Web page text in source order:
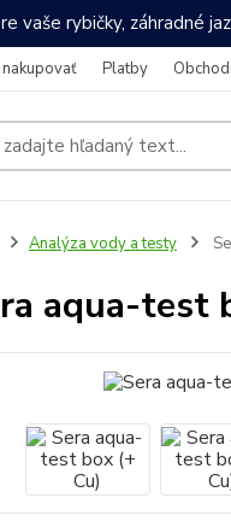
vaše rybičky, záhradné
Platby
Analýza vody a testy
aqua-test